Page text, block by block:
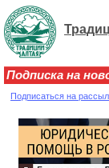
Подписка на
Подписаться на